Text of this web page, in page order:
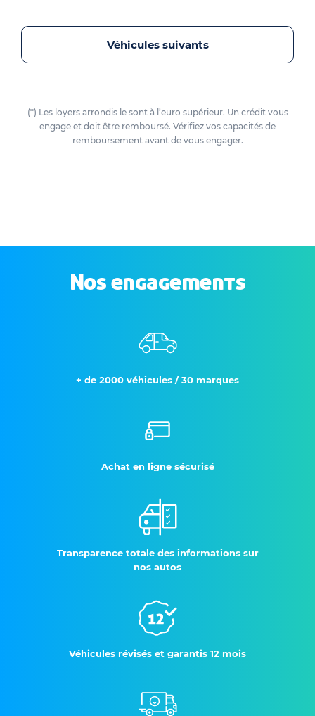
Véhicules suivants
(*) Les loyers arrondis le sont à l’euro supérieur. Un crédit vous
engage et doit être remboursé. Vérifiez vos capacités de
remboursement avant de vous engager.
Nos engagements
+ de 2000 véhicules / 30 marques
Achat en ligne sécurisé
Transparence totale des informations sur
nos autos
Véhicules révisés et garantis 12 mois